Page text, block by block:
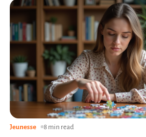
Jeunesse 8 min read